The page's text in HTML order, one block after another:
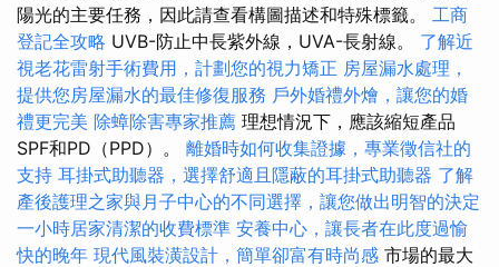
陽光的主要任務，因此請查看構圖描述和特殊標籤。 工商
登記全攻略 UVB-防止中長紫外線，UVA-長射線。 了解近
視老花雷射手術費用，計劃您的視力矯正 房屋漏水處理，
提供您房屋漏水的最佳修復服務 戶外婚禮外燴，讓您的婚
禮更完美 除蟑除害專家推薦 理想情況下，應該縮短產品
SPF和PD（PPD）。 離婚時如何收集證據，專業徵信社的
支持 耳掛式助聽器，選擇舒適且隱蔽的耳掛式助聽器 了解
產後護理之家與月子中心的不同選擇，讓您做出明智的決定
一小時居家清潔的收費標準 安養中心，讓長者在此度過愉
快的晚年 現代風裝潢設計，簡單卻富有時尚感 市場的最大